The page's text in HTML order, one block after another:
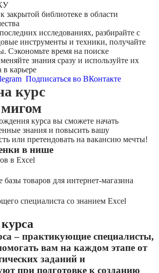
закрытой библиотекев области
исследованиях, разбирайте с
инструменты и техники, получайте
Сэкономьте время на поиске
знания сразу и используйте их
в карьере
Подписаться во ВКонтакте
курс
курса вы сможете начать
знания и повысить вашу
или претендовать на вакансию мечты!
в нише
в Excel
базы товаров для интернет-магазина
специалиста со знанием Excel
– практикующие специалисты,
вам на каждом этапе от
заданий и
при подготовке к созданию